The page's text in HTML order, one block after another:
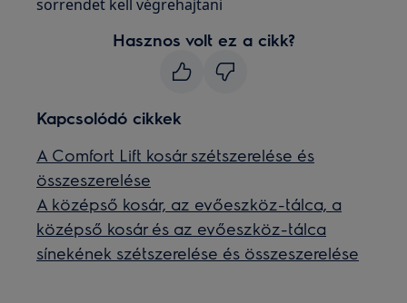
sorrendet kell végrehajtani
Hasznos volt ez a cikk?
Kapcsolódó cikkek
A Comfort Lift kosár szétszerelése és
összeszerelése
A középső kosár, az evőeszköz-tálca, a
középső kosár és az evőeszköz-tálca
sínekének szétszerelése és összeszerelése